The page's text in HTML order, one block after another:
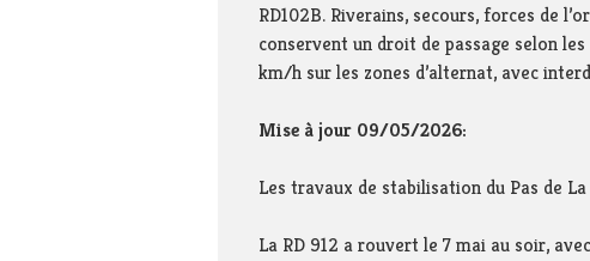
RD102B. Riverains, secours, forces de
conservent un droit de passage selon
km/h sur les zones d’alternat, avec
Mise à jour 09/05/2026:
Les travaux de stabilisation du Pas de
La RD 912 a rouvert le 7 mai au soir,